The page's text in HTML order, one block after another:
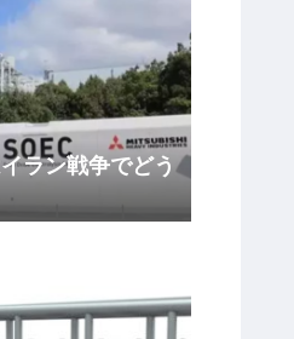
ラン戦争でどう